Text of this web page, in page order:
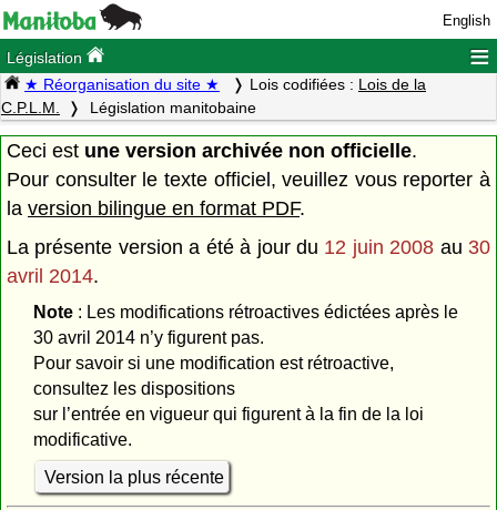
English
Législation ≡
★ Réorganisation du site ★ Lois codifiées : Lois de la
C.P.L.M.
Législation manitobaine
Ceci est une version archivée non officielle.
Pour consulter le texte officiel, veuillez vous reporter à
la version bilingue en format PDF.
La présente version a été à jour du 12 juin 2008 au 30
avril 2014.
Note: Les modifications rétroactives édictées après le
30 avril 2014 n’y figurent pas.
Pour savoir si une modification est rétroactive,
consultez les dispositions
sur l’entrée en vigueur qui figurent à la fin de la loi
modificative.
Version la plus récente